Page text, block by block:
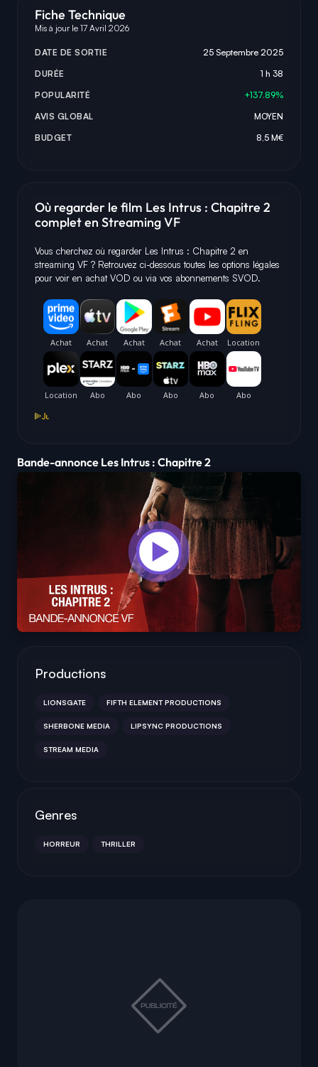
Fiche Technique
Mis à jour le 17 Avril 2026
DATE DE SORTIE
25 Septembre 2025
DURÉE
1 h 38
POPULARITÉ
+137.89%
AVIS GLOBAL
MOYEN
BUDGET
8,5 M€
Où regarder le film Les Intrus : Chapitre 2
complet en Streaming VF
Vous cherchez où regarder Les Intrus : Chapitre 2 en
streaming VF ? Retrouvez ci-dessous toutes les options légales
pour voir en achat VOD ou via vos abonnements SVOD.
Bande-annonce Les Intrus : Chapitre 2
Productions
LIONSGATE FIFTH ELEMENT PRODUCTIONS
SHERBONE MEDIA LIPSYNC PRODUCTIONS
STREAM MEDIA
Genres
HORREUR THRILLER